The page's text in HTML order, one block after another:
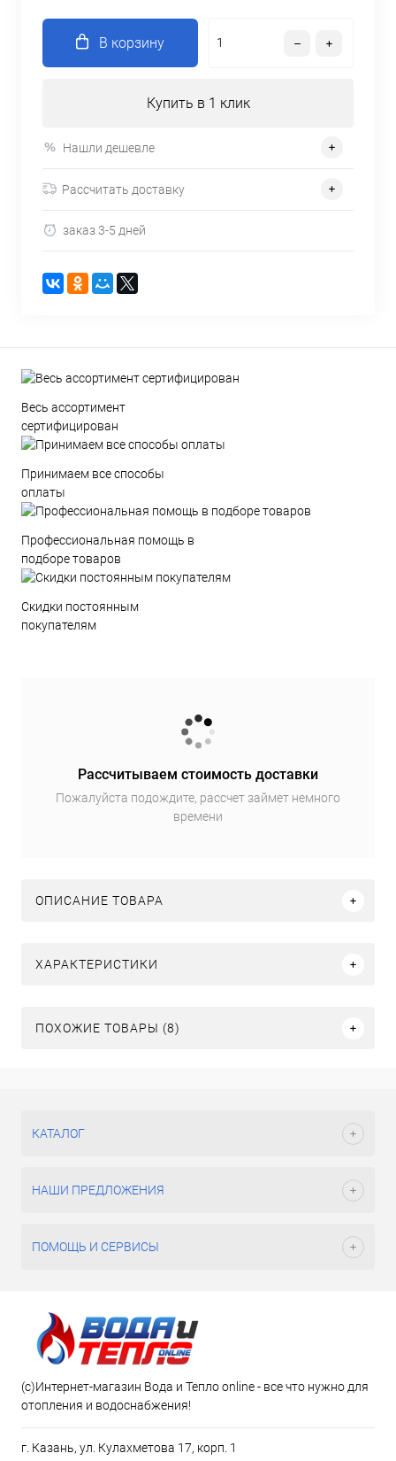
В корзину
Купить в 1 клик
Нашли дешевле
Рассчитать доставку
заказ 3-5 дней
Весь ассортимент
сертифицирован
Принимаем все способы
оплаты
Профессиональная помощь в
подборе товаров
Скидки постоянным
покупателям
Рассчитываем стоимость доставки
Пожалуйста подождите, рассчет займет немного
времени
ОПИСАНИЕ ТОВАРА
ХАРАКТЕРИСТИКИ
ПОХОЖИЕ ТОВАРЫ (8)
КАТАЛОГ
НАШИ ПРЕДЛОЖЕНИЯ
ПОМОЩЬ И СЕРВИСЫ
(c)Интернет-магазин Вода и Тепло online - все что нужно для
отопления и водоснабжения!
г. Казань, ул. Кулахметова 17, корп. 1